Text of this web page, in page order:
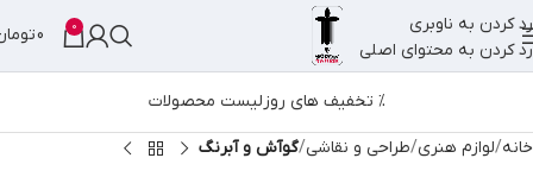
رد کردن به ناوبری
رد کردن به محتوای اصلی
0
0
% تخفیف های روزلیست محصولات
خانه لوازم هنری طراحی و نقاشی گوآش و آبرنگ